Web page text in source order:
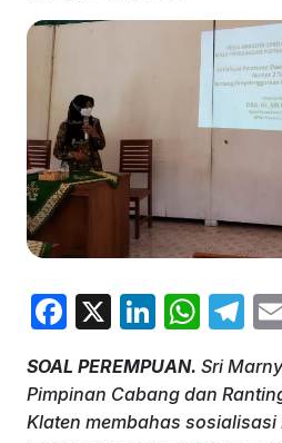
F
c
e
X
Li
k
e
W
at
s
T
e
gr
SOAL PEREMPUAN. Sri
Pimpinan Cabang dan
Klaten membahas sosialisasi